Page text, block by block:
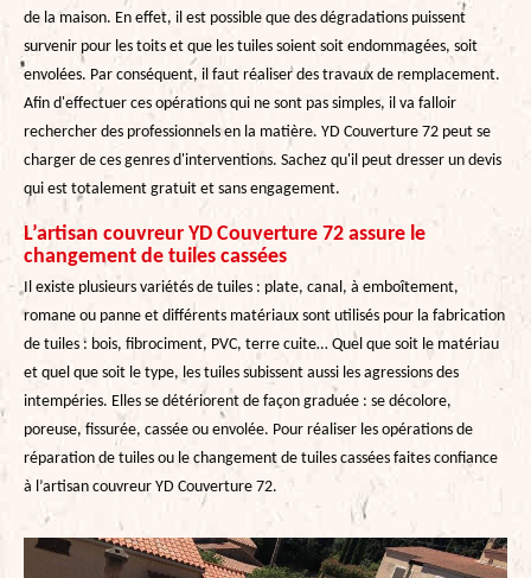
de la maison. En effet, il est possible que des dégradations puissent
survenir pour les toits et que les tuiles soient soit endommagées, soit
envolées. Par conséquent, il faut réaliser des travaux de remplacement.
Afin d'effectuer ces opérations qui ne sont pas simples, il va falloir
rechercher des professionnels en la matière. YD Couverture 72 peut se
charger de ces genres d'interventions. Sachez qu'il peut dresser un devis
qui est totalement gratuit et sans engagement.
L’artisan couvreur YD Couverture 72 assure le
changement de tuiles cassées
Il existe plusieurs variétés de tuiles : plate, canal, à emboîtement,
romane ou panne et différents matériaux sont utilisés pour la fabrication
de tuiles : bois, fibrociment, PVC, terre cuite… Quel que soit le matériau
et quel que soit le type, les tuiles subissent aussi les agressions des
intempéries. Elles se détériorent de façon graduée : se décolore,
poreuse, fissurée, cassée ou envolée. Pour réaliser les opérations de
réparation de tuiles ou le changement de tuiles cassées faites confiance
à l’artisan couvreur YD Couverture 72.